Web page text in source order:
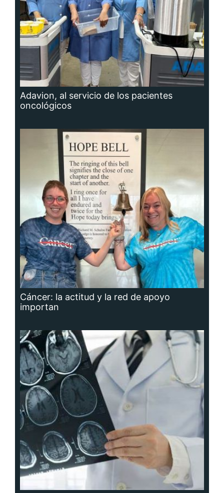
Adavion, al servicio de los pacientes
oncológicos
Cáncer: la actitud y la red de apoyo
importan